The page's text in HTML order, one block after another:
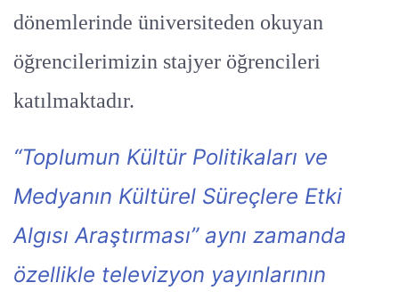
dönemlerinde üniversiteden okuyan
öğrencilerimizin stajyer öğrencileri
katılmaktadır.
“Toplumun Kültür Politikaları ve
Medyanın Kültürel Süreçlere Etki
Algısı Araştırması” aynı zamanda
özellikle televizyon yayınlarının